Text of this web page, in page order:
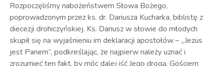
Rozpoczęliśmy nabożeństwem Słowa Bożego,
poprowadzonym przez ks. dr. Dariusza Kucharka, biblistę z
diecezji drohiczyńskiej. Ks. Dariusz w słowie do młodych
skupił się na wyjaśnieniu im deklaracji apostołów – „Jezus
jest Panem”, podkreślając, że najpierw należy uznać i
zrozumieć ten fakt, by móc dalej iść Jego drogą. Gościem